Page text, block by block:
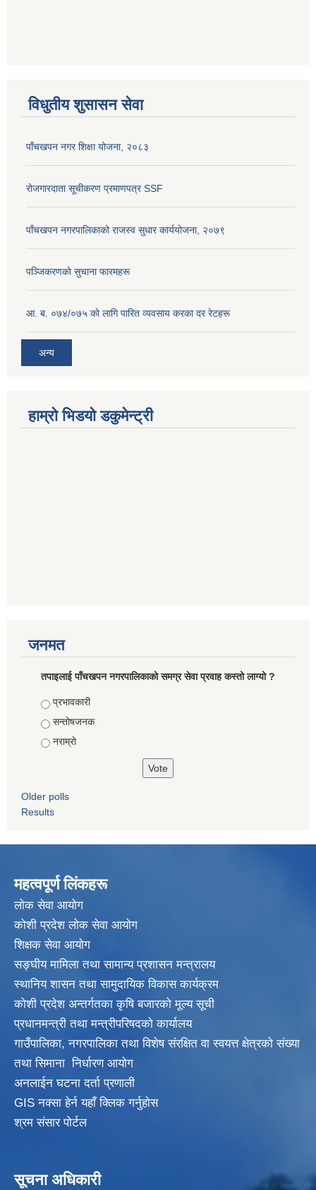
विधुतीय शुसासन सेवा
पाँचखपन नगर शिक्षा योजना, २०८३
रोजगारदाता सूचीकरण प्रमाणपत्र SSF
पाँचखपन नगरपालिकाको राजस्व सुधार कार्ययोजना, २०७९
पञ्जिकरणकाे सुचाना फारमहरू
आ. ब. ०७४/०७५ काे लागि पारित व्यवसाय करका दर रेटहरू
अन्य
हाम्रो भिडयो डकुमेन्ट्री
जनमत
तपाइलाई पाँचखपन नगरपालिकाको समग्र सेवा प्रवाह कस्तो लाग्यो ?
Choices
प्रभावकारी
सन्तोषजनक
नराम्राे
Older polls
Results
महत्वपूर्ण लिंकहरू
लाेक सेवा आयाेग
कोशी प्रदेश लोक सेवा आयोग
शिक्षक सेवा आयाेग
सङ्‍घीय मामिला तथा सामान्य प्रशासन मन्त्रालय
स्थानिय शासन तथा सामुदायिक विकास कार्यक्रम
कोशी प्रदेश अन्तर्गतका कृषि बजारको मूल्य सूची
प्रधानमन्त्री तथा मन्त्रीपरिषदकाे कार्यालय
गाउँपालिका, नगरपालिका तथा विशेष संरक्षित वा स्वयत्त क्षेत्रकाे संख्या
तथा सिमाना निर्धारण आयाेग
अनलाईन घटना दर्ता प्रणाली
GIS नक्सा हेर्न यहाँ क्लिक गर्नुहाेस
श्रम संसार पोर्टल
सूचना अधिकारी